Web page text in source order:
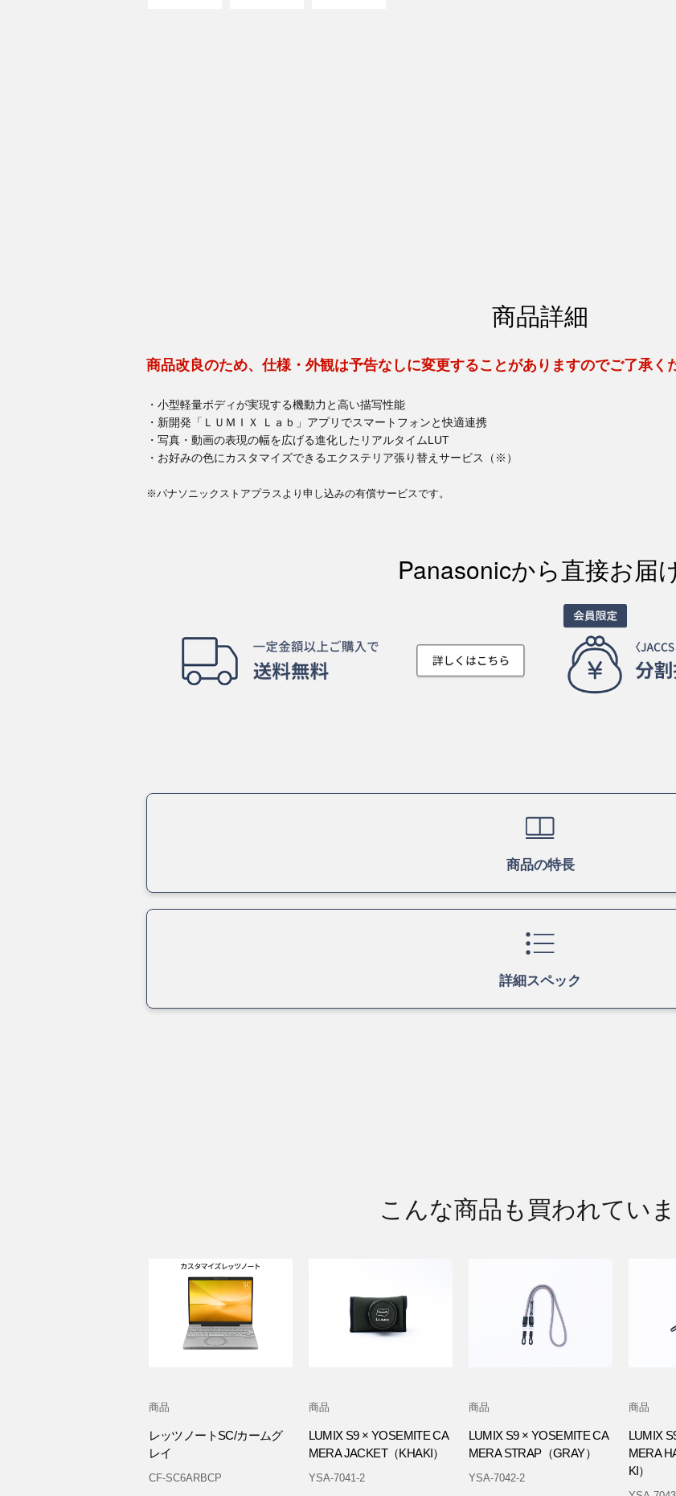
商品詳細
商品改良のため、仕様・外観は予告なしに変更することがありますのでご了承く
・小型軽量ボディが実現する機動力と高い描写性能
・新開発「ＬＵＭＩＸ Ｌａｂ」アプリでスマートフォンと快適連携
・写真・動画の表現の幅を広げる進化したリアルタイムLUT
・お好みの色にカスタマイズできるエクステリア張り替えサービス（※）
※パナソニックストアプラスより申し込みの有償サービスです。
商品の特長
詳細スペック
こんな商品も買われてい
商品
レッツノートSC/カームグ
レイ
CF-SC6ARBCP
商品
LUMIX S9 × YOSEMITE CA
MERA JACKET（KHAKI）
YSA-7041-2
商品
LUMIX S9 × YOSEMITE CA
MERA STRAP（GRAY）
YSA-7042-2
商品
LUMIX
MERA
KI）